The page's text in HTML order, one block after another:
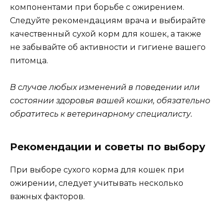
компонентами при борьбе с ожирением.
Следуйте рекомендациям врача и выбирайте
качественный сухой корм для кошек, а также
не забывайте об активности и гигиене вашего
питомца.
В случае любых изменений в поведении или
состоянии здоровья вашей кошки, обязательно
обратитесь к ветеринарному специалисту.
Рекомендации и советы по выбору
При выборе сухого корма для кошек при
ожирении, следует учитывать несколько
важных факторов.